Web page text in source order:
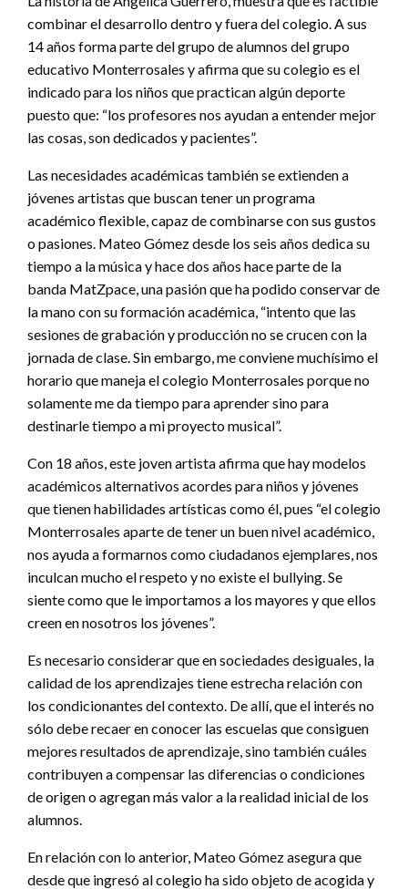
combinar el desarrollo dentro y fuera del colegio. A sus
14 años forma parte del grupo de alumnos del grupo
educativo Monterrosales y afirma que su colegio es el
indicado para los niños que practican algún deporte
puesto que: “los profesores nos ayudan a entender mejor
las cosas, son dedicados y pacientes”.
Las necesidades académicas también se extienden a
jóvenes artistas que buscan tener un programa
académico flexible, capaz de combinarse con sus gustos
o pasiones. Mateo Gómez desde los seis años dedica su
tiempo a la música y hace dos años hace parte de la
banda MatZpace, una pasión que ha podido conservar de
la mano con su formación académica, “intento que las
sesiones de grabación y producción no se crucen con la
jornada de clase. Sin embargo, me conviene muchísimo el
horario que maneja el colegio Monterrosales porque no
solamente me da tiempo para aprender sino para
destinarle tiempo a mi proyecto musical”.
Con 18 años, este joven artista afirma que hay modelos
académicos alternativos acordes para niños y jóvenes
que tienen habilidades artísticas como él, pues “el colegio
Monterrosales aparte de tener un buen nivel académico,
nos ayuda a formarnos como ciudadanos ejemplares, nos
inculcan mucho el respeto y no existe el bullying. Se
siente como que le importamos a los mayores y que ellos
creen en nosotros los jóvenes”.
Es necesario considerar que en sociedades desiguales, la
calidad de los aprendizajes tiene estrecha relación con
los condicionantes del contexto. De allí, que el interés no
sólo debe recaer en conocer las escuelas que consiguen
mejores resultados de aprendizaje, sino también cuáles
contribuyen a compensar las diferencias o condiciones
de origen o agregan más valor a la realidad inicial de los
alumnos.
En relación con lo anterior, Mateo Gómez asegura que
desde que ingresó al colegio ha sido objeto de acogida y